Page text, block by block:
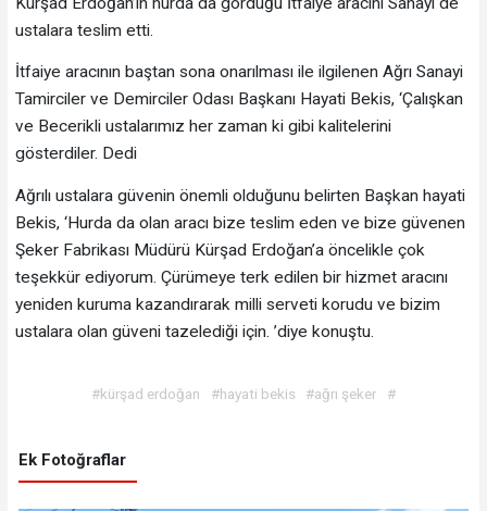
ustalara teslim etti.
İtfaiye aracının baştan sona onarılması ile ilgilenen Ağrı Sanayi
Tamirciler ve Demirciler Odası Başkanı Hayati Bekis, ‘Çalışkan
ve Becerikli ustalarımız her zaman ki gibi kalitelerini
gösterdiler. Dedi
Ağrılı ustalara güvenin önemli olduğunu belirten Başkan hayati
Bekis, ‘Hurda da olan aracı bize teslim eden ve bize güvenen
Şeker Fabrikası Müdürü Kürşad Erdoğan’a öncelikle çok
teşekkür ediyorum. Çürümeye terk edilen bir hizmet aracını
yeniden kuruma kazandırarak milli serveti korudu ve bizim
ustalara olan güveni tazelediği için. ’diye konuştu.
#kürşad erdoğan #hayati bekis #ağrı şeker #
Ek Fotoğraflar